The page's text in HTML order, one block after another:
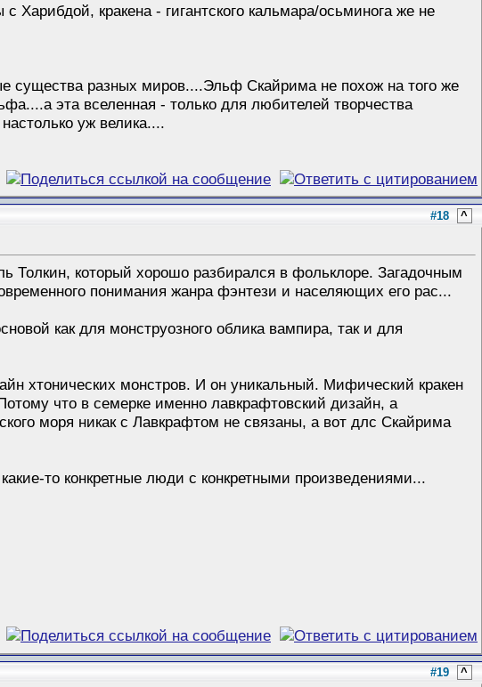
кракена - гигантского кальмара/осьминога же не
разных миров....Эльф Скайрима не похож на того же
эта вселенная - только для любителей творчества
уж велика....
#18 ^
Толкин, который хорошо разбирался в фольклоре. Загадочным
понимания жанра фэнтези и населяющих его рас...
как для монструозного облика вампира, так и для
хтонических монстров. И он уникальный. Мифический кракен
что в семерке именно лавкрафтовский дизайн, а
моря никак с Лавкрафтом не связаны, а вот длс Скайрима
то конкретные люди с конкретными произведениями...
#19 ^